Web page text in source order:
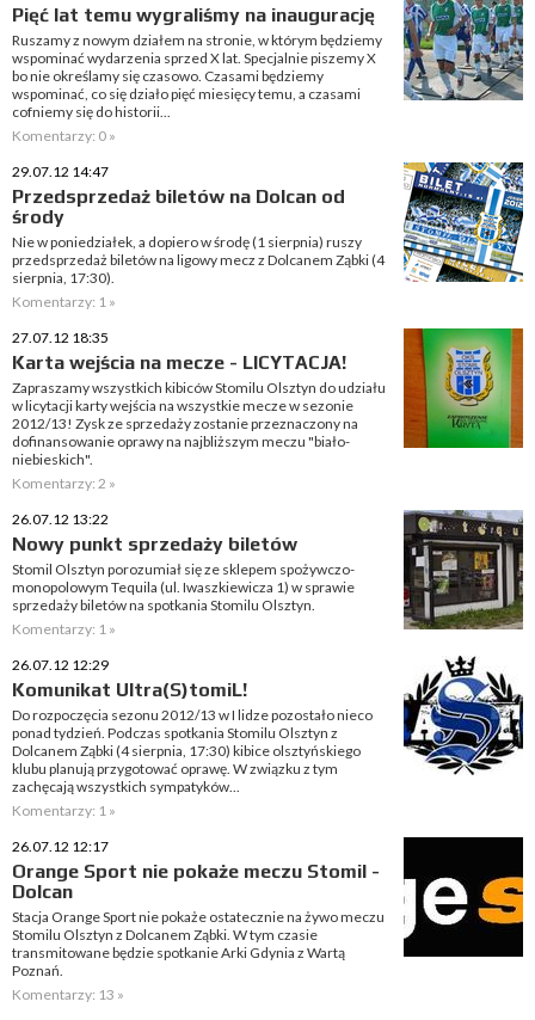
Pięć lat temu wygraliśmy na inaugurację
Ruszamy z nowym działem na stronie, w którym będziemy
wspominać wydarzenia sprzed X lat. Specjalnie piszemy X
bo nie określamy się czasowo. Czasami będziemy
wspominać, co się działo pięć miesięcy temu, a czasami
cofniemy się do historii...
Komentarzy: 0 »
29.07.12 14:47
Przedsprzedaż biletów na Dolcan od
środy
Nie w poniedziałek, a dopiero w środę (1 sierpnia) ruszy
przedsprzedaż biletów na ligowy mecz z Dolcanem Ząbki (4
sierpnia, 17:30).
Komentarzy: 1 »
27.07.12 18:35
Karta wejścia na mecze - LICYTACJA!
Zapraszamy wszystkich kibiców Stomilu Olsztyn do udziału
w licytacji karty wejścia na wszystkie mecze w sezonie
2012/13! Zysk ze sprzedaży zostanie przeznaczony na
dofinansowanie oprawy na najbliższym meczu "biało-
niebieskich".
Komentarzy: 2 »
26.07.12 13:22
Nowy punkt sprzedaży biletów
Stomil Olsztyn porozumiał się ze sklepem spożywczo-
monopolowym Tequila (ul. Iwaszkiewicza 1) w sprawie
sprzedaży biletów na spotkania Stomilu Olsztyn.
Komentarzy: 1 »
26.07.12 12:29
Komunikat Ultra(S)tomiL!
Do rozpoczęcia sezonu 2012/13 w I lidze pozostało nieco
ponad tydzień. Podczas spotkania Stomilu Olsztyn z
Dolcanem Ząbki (4 sierpnia, 17:30) kibice olsztyńskiego
klubu planują przygotować oprawę. W związku z tym
zachęcają wszystkich sympatyków...
Komentarzy: 1 »
26.07.12 12:17
Orange Sport nie pokaże meczu Stomil -
Dolcan
Stacja Orange Sport nie pokaże ostatecznie na żywo meczu
Stomilu Olsztyn z Dolcanem Ząbki. W tym czasie
transmitowane będzie spotkanie Arki Gdynia z Wartą
Poznań.
Komentarzy: 13 »